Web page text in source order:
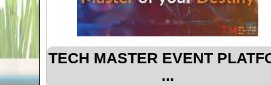
TECH MASTER EVENT
...